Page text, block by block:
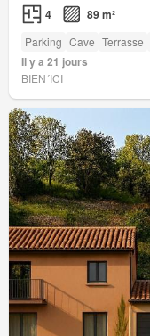
4 89 m²
Parking Cave Terrasse
Il y a 21 jours
BIEN´ICI